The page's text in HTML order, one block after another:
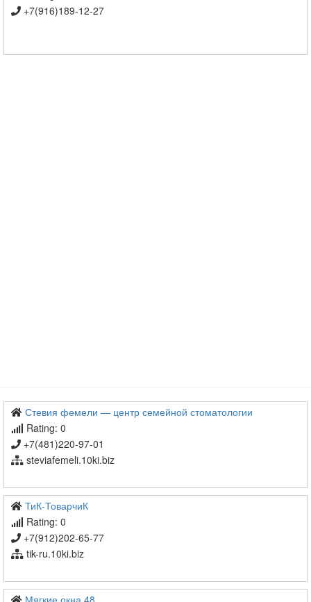
+7(916)189-12-27
Стевия фемели — центр семейной стоматологии
Rating: 0
+7(481)220-97-01
steviafemeli.10ki.biz
ТиК-ТоварчиК
Rating: 0
+7(912)202-65-77
tik-ru.10ki.biz